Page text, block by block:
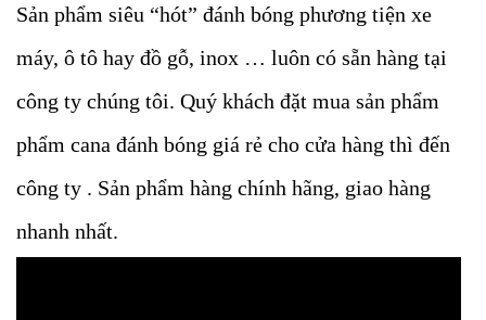
Sản phẩm siêu “hót” đánh bóng phương tiện xe
máy, ô tô hay đồ gỗ, inox … luôn có sẵn hàng tại
công ty chúng tôi. Quý khách đặt mua sản phẩm
phẩm cana đánh bóng giá rẻ cho cửa hàng thì đến
công ty . Sản phẩm hàng chính hãng, giao hàng
nhanh nhất.